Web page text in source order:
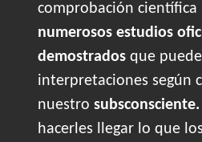
comprobación científica
numerosos estudios
demostrados que
interpretaciones según
nuestro subsconsciente.
hacerles llegar lo que